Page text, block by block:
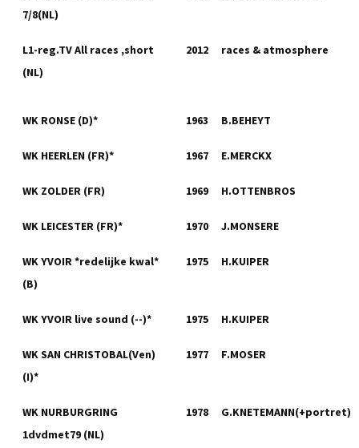
7/8(NL)
L1-reg.TV All races ,short
(NL)
2012 races & atmosphere
WK RONSE (D)* 1963 B.BEHEYT
WK HEERLEN (FR)* 1967 E.MERCKX
WK ZOLDER (FR) 1969 H.OTTENBROS
WK LEICESTER (FR)* 1970 J.MONSERE
WK YVOIR *redelijke kwal*
(B)
1975 H.KUIPER
WK YVOIR live sound (--)* 1975 H.KUIPER
WK SAN CHRISTOBAL(Ven)
(I)*
1977 F.MOSER
WK NURBURGRING
1dvdmet79 (NL)
1978 G.KNETEMANN(+portret)